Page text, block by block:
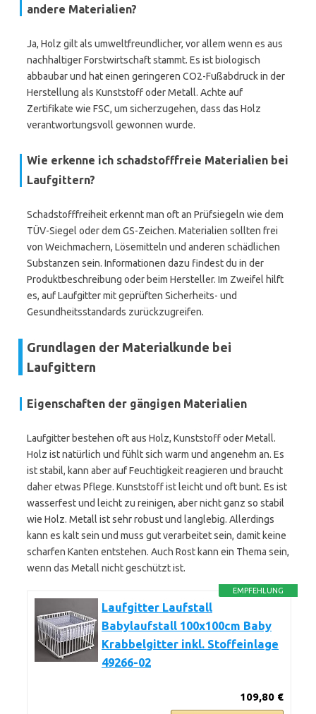
andere Materialien?
Ja, Holz gilt als umweltfreundlicher, vor allem wenn es aus
nachhaltiger Forstwirtschaft stammt. Es ist biologisch
abbaubar und hat einen geringeren CO2-Fußabdruck in der
Herstellung als Kunststoff oder Metall. Achte auf
Zertifikate wie FSC, um sicherzugehen, dass das Holz
verantwortungsvoll gewonnen wurde.
Wie erkenne ich schadstofffreie Materialien bei
Laufgittern?
Schadstofffreiheit erkennt man oft an Prüfsiegeln wie dem
TÜV-Siegel oder dem GS-Zeichen. Materialien sollten frei
von Weichmachern, Lösemitteln und anderen schädlichen
Substanzen sein. Informationen dazu findest du in der
Produktbeschreibung oder beim Hersteller. Im Zweifel hilft
es, auf Laufgitter mit geprüften Sicherheits- und
Gesundheitsstandards zurückzugreifen.
Grundlagen der Materialkunde bei
Laufgittern
Eigenschaften der gängigen Materialien
Laufgitter bestehen oft aus Holz, Kunststoff oder Metall.
Holz ist natürlich und fühlt sich warm und angenehm an. Es
ist stabil, kann aber auf Feuchtigkeit reagieren und braucht
daher etwas Pflege. Kunststoff ist leicht und oft bunt. Es ist
wasserfest und leicht zu reinigen, aber nicht ganz so stabil
wie Holz. Metall ist sehr robust und langlebig. Allerdings
kann es kalt sein und muss gut verarbeitet sein, damit keine
scharfen Kanten entstehen. Auch Rost kann ein Thema sein,
wenn das Metall nicht geschützt ist.
EMPFEHLUNG
Laufgitter Laufstall
Babylaufstall 100x100cm Baby
Krabbelgitter inkl. Stoffeinlage
49266-02
109,80 €